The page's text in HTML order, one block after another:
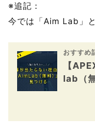
※追記：
今では「Aim Lab」
おすすめ
【
lab（